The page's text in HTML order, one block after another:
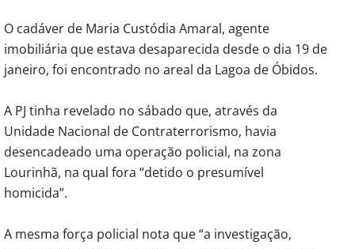
O cadáver de Maria Custódia Amaral, agente
imobiliária que estava desaparecida desde o dia 19 de
janeiro, foi encontrado no areal da Lagoa de Óbidos.
A PJ tinha revelado no sábado que, através da
Unidade Nacional de Contraterrorismo, havia
desencadeado uma operação policial, na zona
Lourinhã, na qual fora “detido o presumível
homicida”.
A mesma força policial nota que “a investigação,